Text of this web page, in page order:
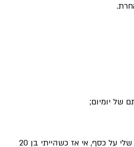
של יומיום;